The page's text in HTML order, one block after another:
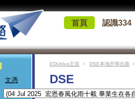
首頁 認識334
文憑
EDUplus主頁 DSE本地升學出路
DSE